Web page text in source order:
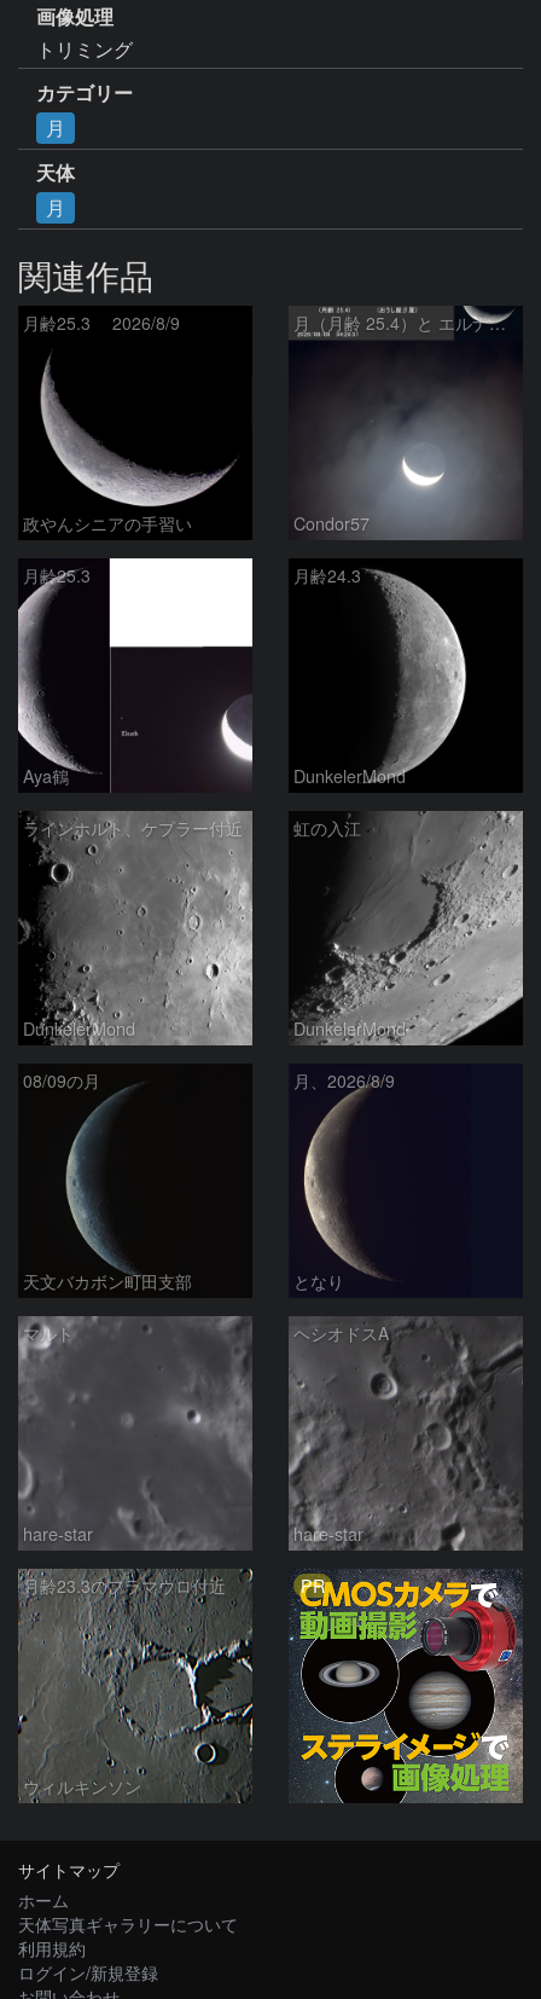
画像処理
トリミング
カテゴリー
月
天体
月
関連作品
月齢25.3 2026/8/9
政やんシニアの手習い
月（月齢 25.4）と エルナト（おうし座β星）
Condor57
月齢25.3
Aya鶴
月齢24.3
DunkelerMond
ラインホルト、ケプラー付近
DunkelerMond
虹の入江
DunkelerMond
08/09の月
天文バカボン町田支部
月、2026/8/9
となり
マルト
hare-star
ヘシオドスA
hare-star
月齢23.3のフラマウロ付近
ウィルキンソン
PR
サイトマップ
ホーム
天体写真ギャラリーについて
利用規約
ログイン/新規登録